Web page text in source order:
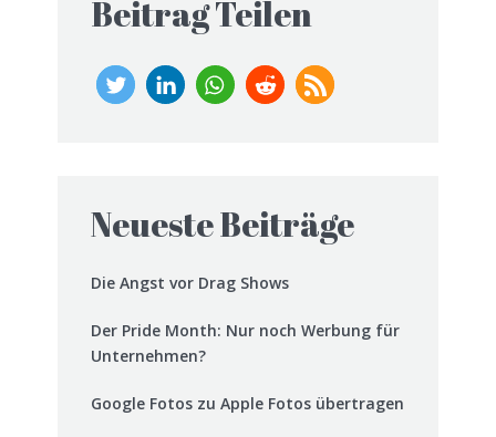
Beitrag Teilen
Neueste Beiträge
Die Angst vor Drag Shows
Der Pride Month: Nur noch Werbung für
Unternehmen?
Google Fotos zu Apple Fotos übertragen